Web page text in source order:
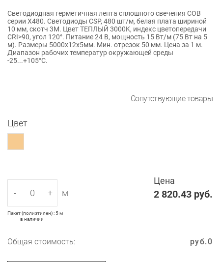
Светодиодная герметичная лента сплошного свечения COB
серии X480. Светодиоды CSP, 480 шт/м, белая плата шириной
10 мм, скотч 3M. Цвет ТЕПЛЫЙ 3000K, индекс цветопередачи
CRI>90, угол 120°. Питание 24 В, мощность 15 Вт/м (75 Вт на 5
м). Размеры 5000x12x5мм. Мин. отрезок 50 мм. Цена за 1 м.
Диапазон рабочих температур окружающей среды
-25...+105°С.
Сопутствующие товары
Цвет
Цена
2 820.43 руб.
- + м
Пакет (полиэтилен) : 5 м
в наличии
Общая стоимость: 0
руб.